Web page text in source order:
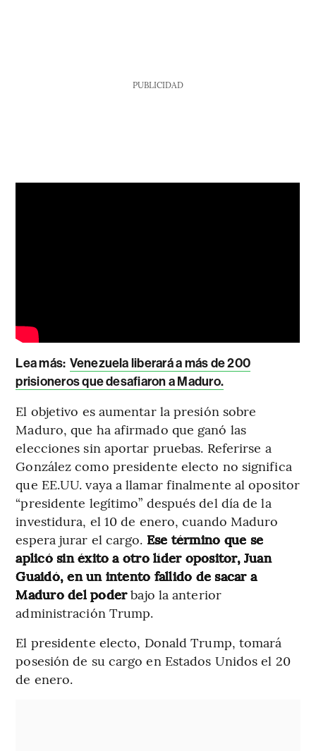
PUBLICIDAD
Lea más: Venezuela liberará a más de 200
prisioneros que desafiaron a Maduro.
El objetivo es aumentar la presión sobre
Maduro, que ha afirmado que ganó las
elecciones sin aportar pruebas. Referirse a
González como presidente electo no significa
que EE.UU. vaya a llamar finalmente al opositor
“presidente legítimo” después del día de la
investidura, el 10 de enero, cuando Maduro
espera jurar el cargo. Ese término que se
aplicó sin éxito a otro líder opositor, Juan
Guaidó, en un intento fallido de sacar a
Maduro del poderbajo la anterior
administración Trump.
El presidente electo, Donald Trump, tomará
posesión de su cargo en Estados Unidos el 20
de enero.